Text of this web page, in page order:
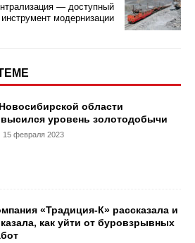
— доступный
инструмент модернизации
области
уровень золотодобычи
15 февраля 2023
«Традиция-К» рассказала и
как уйти от буровзрывных